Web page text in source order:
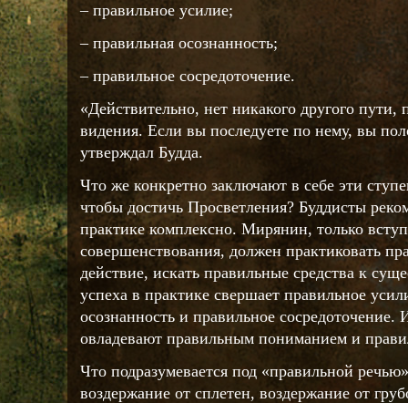
– правильное усилие;
– правильная осознанность;
– правильное сосредоточение.
«Действительно, нет никакого другого пути,
видения. Если вы последуете по нему, вы
утверждал Будда.
Что же конкретно заключают в себе эти
чтобы достичь Просветления? Буддисты
практике комплексно. Мирянин, только
совершенствования, должен практиковать
действие, искать правильные средства к
успеха в практике свершает правильное
осознанность и правильное
овладевают правильным пониманием и
Что подразумевается под «правильной
воздержание от сплетен, воздержание от